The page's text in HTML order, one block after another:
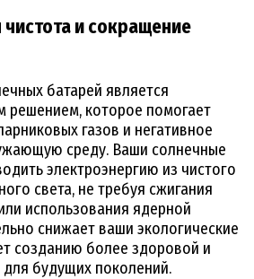
чистота и сокращение
батарей является
решением, которое помогает
газов и негативное
среду. Ваши солнечные
электроэнергию из чистого
света, не требуя сжигания
использования ядерной
снижает ваши экологические
созданию более здоровой и
будущих поколений.